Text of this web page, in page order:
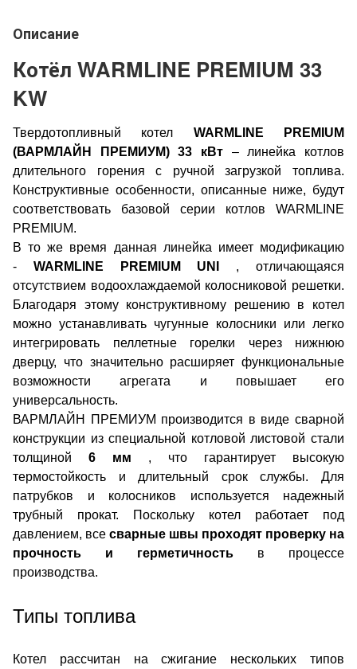
Описание
Котёл WARMLINE PREMIUM 33
KW
Твердотопливный котел WARMLINE PREMIUM
(ВАРМЛАЙН ПРЕМИУМ) 33 кВт – линейка котлов
длительного горения с ручной загрузкой топлива.
Конструктивные особенности, описанные ниже, будут
соответствовать базовой серии котлов WARMLINE
PREMIUM.
В то же время данная линейка имеет модификацию
- WARMLINE PREMIUM UNI
, отличающаяся
отсутствием водоохлаждаемой колосниковой решетки.
Благодаря этому конструктивному решению в котел
можно устанавливать чугунные колосники или легко
интегрировать пеллетные горелки через нижнюю
дверцу, что значительно расширяет функциональные
возможности агрегата и повышает его
универсальность.
ВАРМЛАЙН ПРЕМИУМ производится в виде сварной
конструкции из специальной котловой листовой стали
толщиной 6 мм , что гарантирует высокую
термостойкость и длительный срок службы. Для
патрубков и колосников используется надежный
трубный прокат. Поскольку котел работает под
давлением, все сварные швы проходят проверку на
прочность и герметичность в процессе
производства.
Типы топлива
Котел рассчитан на сжигание нескольких типов